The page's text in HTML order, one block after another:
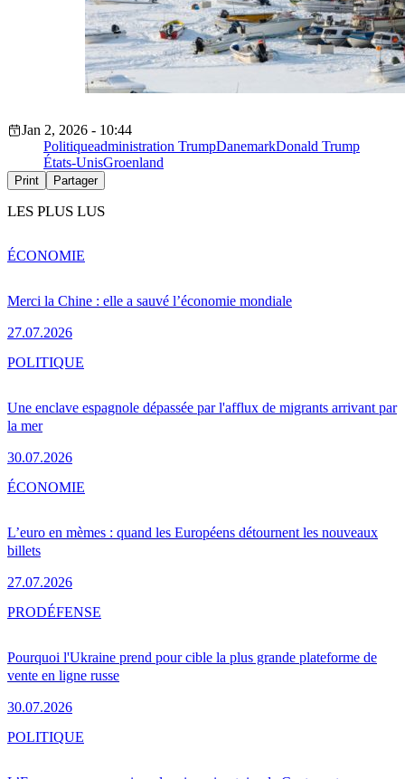
Jan 2, 2026 - 10:44
Politiqueadministration TrumpDanemarkDonald Trump
États-UnisGroenland
Print Partager
LES PLUS LUS
Merci la Chine : elle a sauvé l’économie mondiale
27.07.2026
ÉCONOMIE
Une enclave espagnole dépassée par l'afflux de migrants arrivant par
la mer
30.07.2026
POLITIQUE
L’euro en mèmes : quand les Européens détournent les nouveaux
billets
27.07.2026
ÉCONOMIE
Pourquoi l'Ukraine prend pour cible la plus grande plateforme de
vente en ligne russe
30.07.2026
PRODÉFENSE
POLITIQUE